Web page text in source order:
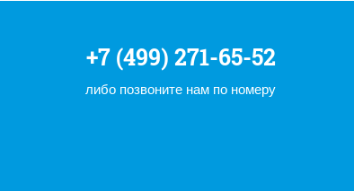
+7 (499) 271-65-52
либо позвоните нам по номеру